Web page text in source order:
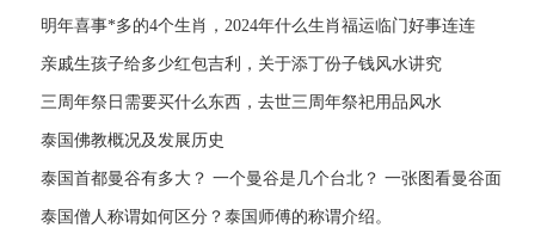
明年喜事*多的4个生肖，2024年什么生肖福运临门好事连连
亲戚生孩子给多少红包吉利，关于添丁份子钱风水讲究
三周年祭日需要买什么东西，去世三周年祭祀用品风水
泰国佛教概况及发展历史
泰国首都曼谷有多大？ 一个曼谷是几个台北？ 一张图看曼谷面
积与各大城市比较
泰国僧人称谓如何区分？泰国师傅的称谓介绍。